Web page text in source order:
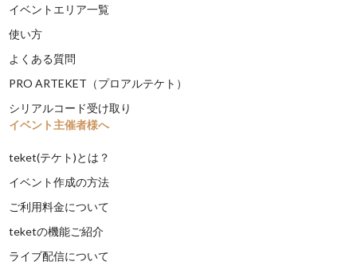
イベントエリア一覧
使い方
よくある質問
PRO ARTEKET（プロアルテケト）
シリアルコード受け取り
イベント主催者様へ
teket(テケト)とは？
イベント作成の方法
ご利用料金について
teketの機能ご紹介
ライブ配信について